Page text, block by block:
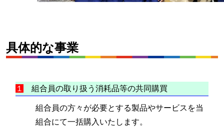
具体的な事業
１ 組合員の取り扱う消耗品等の共同購買
組合員の方々が必要とする製品やサービスを当
組合にて一括購入いたします。